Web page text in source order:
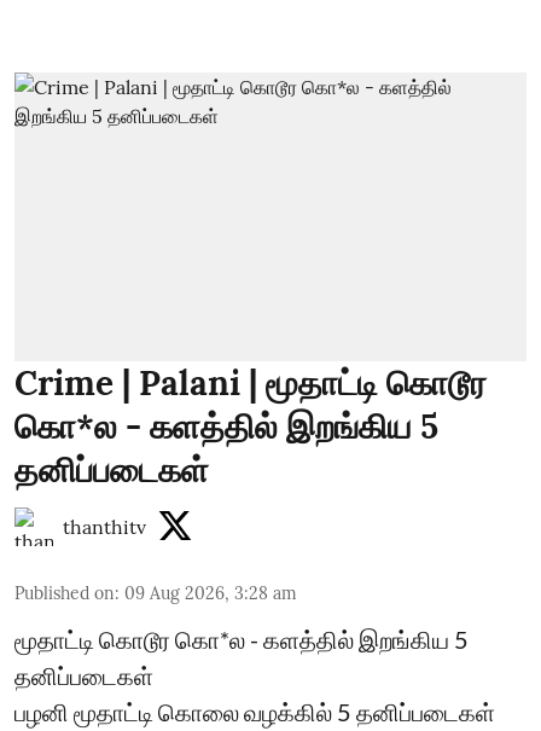
Crime | Palani | மூதாட்டி கொடூர
கொ*ல - களத்தில் இறங்கிய 5
தனிப்படைகள்
thanthitv
Published on: 09 Aug 2026, 3:28 am
மூதாட்டி கொடூர கொ*ல - களத்தில் இறங்கிய 5
தனிப்படைகள்
பழனி மூதாட்டி கொலை வழக்கில் 5 தனிப்படைகள்